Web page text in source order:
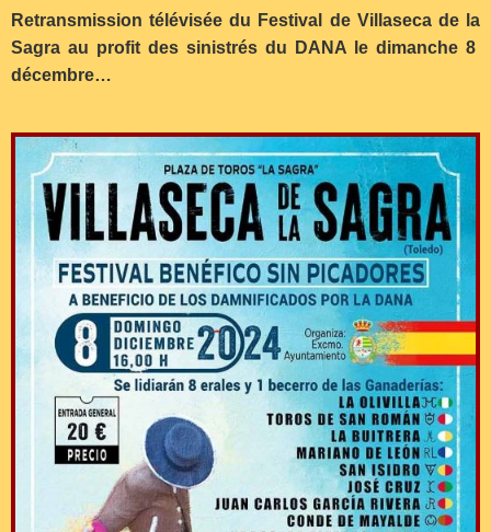
Retransmission télévisée du Festival de Villaseca de la
Sagra au profit des sinistrés du DANA le dimanche 8
décembre…